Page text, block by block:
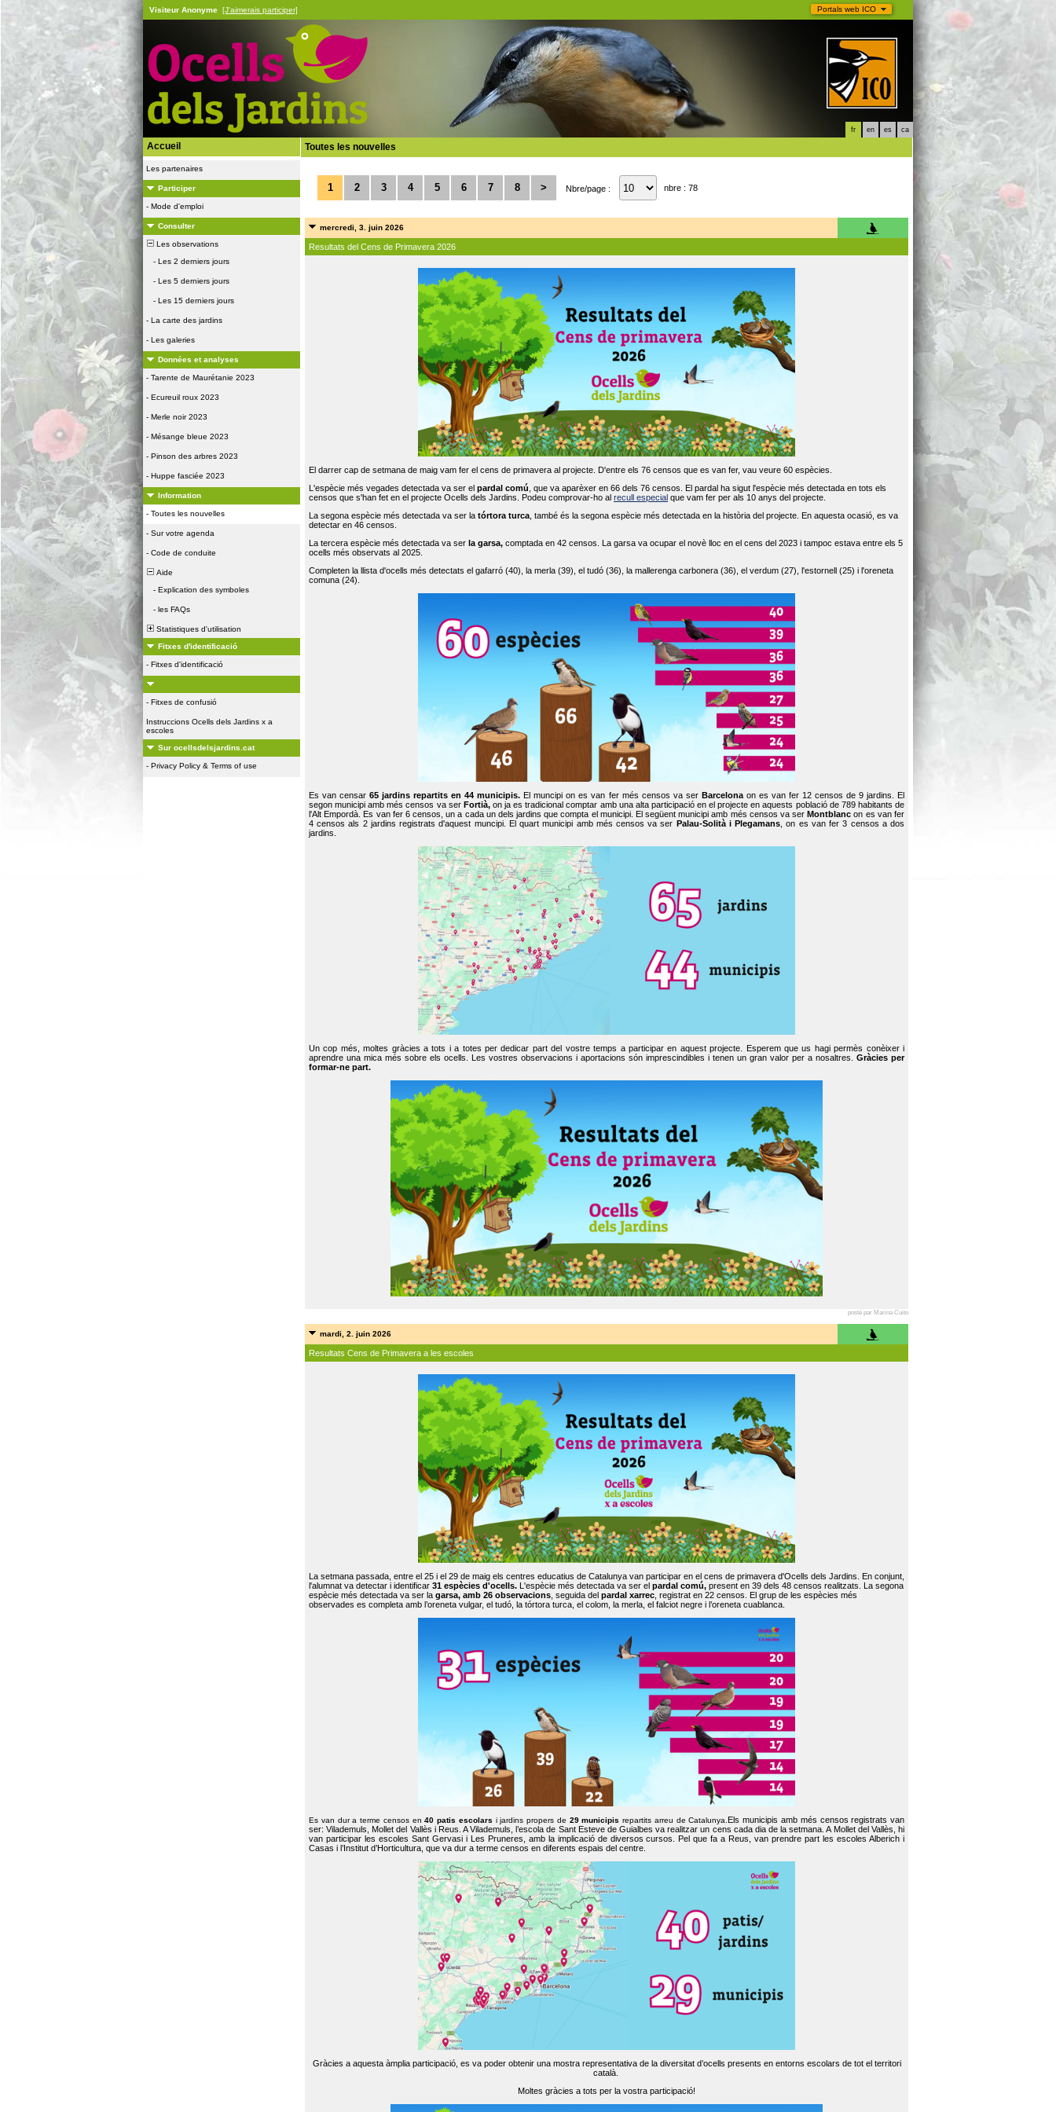
Portals web ICO
Visiteur Anonyme [J'aimerais participer]
fr en es ca
Accueil
Les partenaires
Participer
- Mode d'emploi
Consulter
Les observations
- Les 2 derniers jours
- Les 5 derniers jours
- Les 15 derniers jours
- La carte des jardins
- Les galeries
Données et analyses
- Tarente de Maurétanie 2023
- Ecureuil roux 2023
- Merle noir 2023
- Mésange bleue 2023
- Pinson des arbres 2023
- Huppe fasciée 2023
Information
- Toutes les nouvelles
- Sur votre agenda
- Code de conduite
Aide
- Explication des symboles
- les FAQs
Statistiques d'utilisation
Fitxes d'identificació
- Fitxes d'identificació
- Fitxes de confusió
Instruccions Ocells dels Jardins x a
escoles
Sur ocellsdelsjardins.cat
- Privacy Policy & Terms of use
Toutes les nouvelles
1 2 3 4 5 6 7 8 > Nbre/page : nbre : 78
mercredi, 3. juin 2026
Resultats del Cens de Primavera 2026
El darrer cap de setmana de maig vam fer el cens de primavera al projecte. D'entre els 76 censos que es van fer, vau veure 60 espècies.
L'espècie més vegades detectada va ser el pardal comú , que va aparèxer en 66 dels 76 censos. El pardal ha sigut l'espècie més detectada en tots els
censos que s'han fet en el projecte Ocells dels Jardins. Podeu comprovar-ho al recull especial que vam fer per als 10 anys del projecte.
La segona espècie més detectada va ser la tórtora turca , també és la segona espècie més detectada en la història del projecte. En aquesta ocasió, es va
detectar en 46 censos.
La tercera espècie més detectada va ser la garsa, comptada en 42 censos. La garsa va ocupar el novè lloc en el cens del 2023 i tampoc estava entre els 5
ocells més observats al 2025.
Completen la llista d'ocells més detectats el gafarró (40), la merla (39), el tudó (36), la mallerenga carbonera (36), el verdum (27), l'estornell (25) i l'oreneta
comuna (24).
Es van censar65 jardins repartits en 44 municipis. El muncipi on es van fer més censos va ser Barcelonaon es van fer 12 censos de 9 jardins. El
segon municipi amb més censos va ser Fortià, on ja es tradicional comptar amb una alta participació en el projecte en aquests població de 789 habitants de
l'Alt Empordà. Es van fer 6 censos, un a cada un dels jardins que compta el municipi. El següent municipi amb més censos va serMontblanc on es van fer
4 censos als 2 jardins registrats d'aquest muncipi. El quart municipi amb més censos va ser Palau-Solità i Plegamans , on es van fer 3 censos a dos
jardins.
Un cop més, moltes gràcies a tots i a totes per dedicar part del vostre temps a participar en aquest projecte. Esperem que us hagi permès conèixer i
aprendre una mica més sobre els ocells. Les vostres observacions i aportacions són imprescindibles i tenen un gran valor per a nosaltres. Gràcies per
formar-ne part.
posté par Marina Cuito
mardi, 2. juin 2026
Resultats Cens de Primavera a les escoles
La setmana passada, entre el 25 i el 29 de maig els centres educatius de Catalunya van participar en el cens de primavera d'Ocells dels Jardins. En conjunt,
l'alumnat va detectar i identificar 31 espècies d'ocells. L'espècie més detectada va ser el pardal comú, present en 39 dels 48 censos realitzats. La segona
espècie més detectada va ser la garsa, amb 26 observacions , seguida del pardal xarrec , registrat en 22 censos. El grup de les espècies més
observades es completa amb l’oreneta vulgar, el tudó, la tórtora turca, el colom, la merla, el falciot negre i l’oreneta cuablanca.
Es van dur a terme censos en40 patis escolars i jardins propers de 29 municipis repartits arreu de Catalunya. Els municipis amb més censos registrats van
ser: Vilademuls, Mollet del Vallès i Reus. A Vilademuls, l’escola de Sant Esteve de Guialbes va realitzar un cens cada dia de la setmana. A Mollet del Vallès, hi
van participar les escoles Sant Gervasi i Les Pruneres, amb la implicació de diversos cursos. Pel que fa a Reus, van prendre part les escoles Alberich i
Casas i l’Institut d’Horticultura, que va dur a terme censos en diferents espais del centre.
Gràcies a aquesta àmplia participació, es va poder obtenir una mostra representativa de la diversitat d’ocells presents en entorns escolars de tot el territori
català.
Moltes gràcies a tots per la vostra participació!